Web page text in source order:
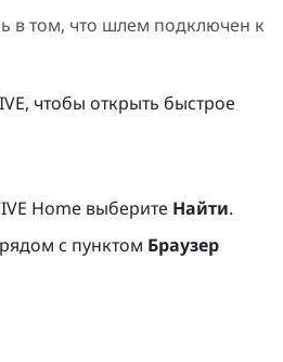
в том, что шлем подключен к
, чтобы открыть быстрое
Home выберите Найти.
с пунктом Браузер